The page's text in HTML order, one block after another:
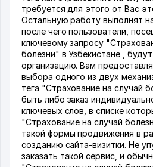
требуется для этого от Вас
Остальную работу выполнят
после чего пользователи,
ключевому запросу
болезни" в Узбекистане ,
организацию. Вам
выбора одного из двух
тега "Страхование на случай
быть либо заказ
ключевых слов, в списке
"Страхование на случай
такой формы продвижения в
созданию сайта-визитки. Не
заказать такой сервис, и